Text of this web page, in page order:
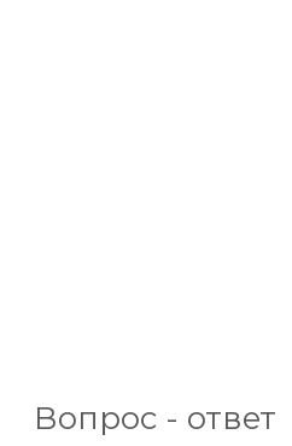
Вопрос - ответ